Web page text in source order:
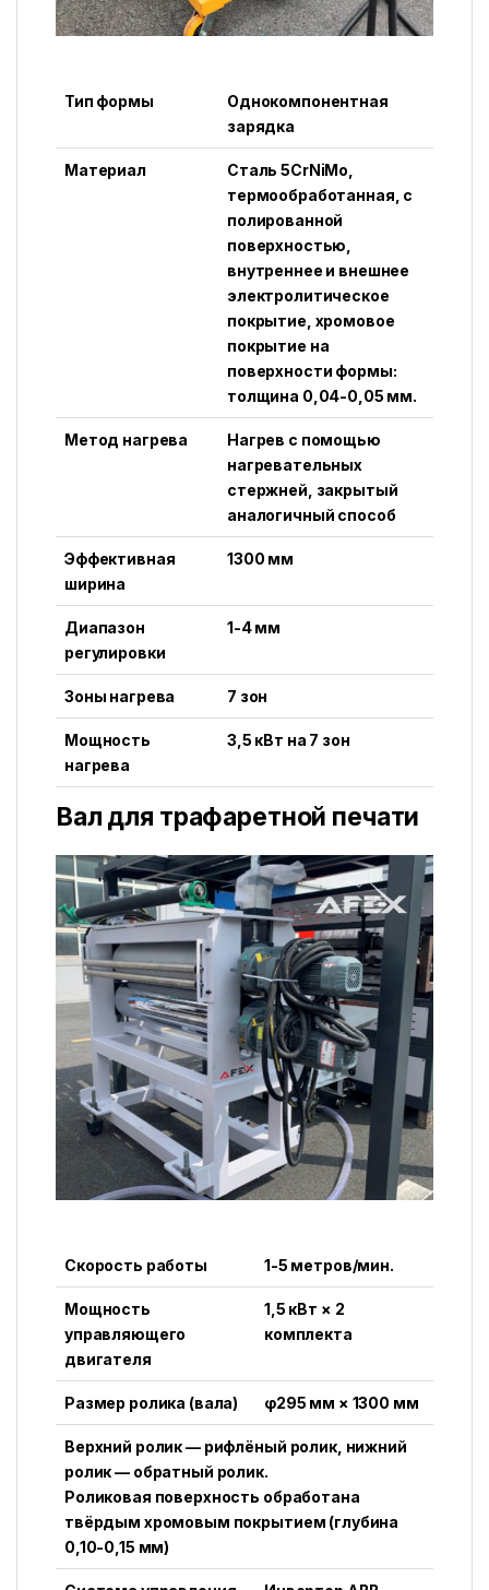
Тип формы
Однокомпонентная
зарядка
Материал
Сталь 5CrNiMo,
термообработанная, с
полированной
поверхностью,
внутреннее и внешнее
электролитическое
покрытие, хромовое
покрытие на
поверхности формы:
толщина 0,04-0,05 мм.
Метод нагрева
Нагрев с помощью
нагревательных
стержней, закрытый
аналогичный способ
Эффективная
ширина
1300 мм
Диапазон
регулировки
1-4 мм
Зоны нагрева 7 зон
Мощность
нагрева
3,5 кВт на 7 зон
Вал для трафаретной печати
Скорость работы 1-5 метров/мин.
Мощность
управляющего
двигателя
1,5 кВт × 2
комплекта
Размер ролика (вала) φ295 мм × 1300 мм
Верхний ролик — рифлёный ролик, нижний
ролик — обратный ролик.
Роликовая поверхность обработана
твёрдым хромовым покрытием (глубина
0,10-0,15 мм)